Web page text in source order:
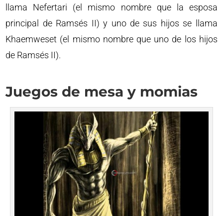
llama Nefertari (el mismo nombre que la esposa
principal de Ramsés II) y uno de sus hijos se llama
Khaemweset (el mismo nombre que uno de los hijos
de Ramsés II).
Juegos de mesa y momias